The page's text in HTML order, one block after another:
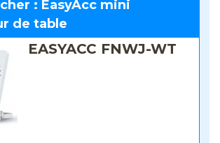
: EasyAcc mini
de table
EASYACC FNWJ-WT